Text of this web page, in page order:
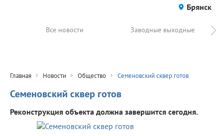
Брянск
Все новости Заводные выходные
Главная Новости Общество Семеновский сквер готов
Семеновский сквер готов
Реконструкция объекта должна завершится сегодня.